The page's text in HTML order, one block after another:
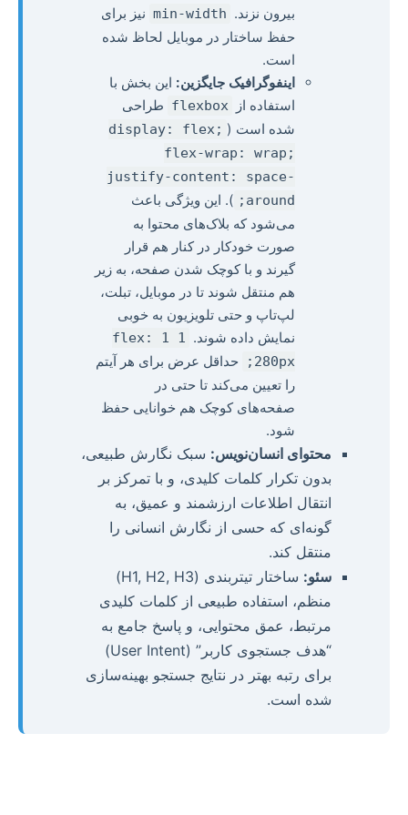
بیرون نزند. min-width نیز برای
حفظ ساختار در موبایل لحاظ شده
است.
اینفوگرافیک جایگزین: این بخش با
استفاده از
flexbox طراحی
شده است ( display: flex;
flex-wrap: wrap;
justify-content: space-
around;
). این ویژگی باعث
می‌شود که بلاک‌های محتوا به
صورت خودکار در کنار هم قرار
گیرند و با کوچک شدن صفحه، به زیر
هم منتقل شوند تا در موبایل، تبلت،
لپ‌تاپ و حتی تلویزیون به خوبی
نمایش داده شوند.
flex: 1 1
280px;
حداقل عرض برای هر آیتم
را تعیین می‌کند تا حتی در
صفحه‌های کوچک هم خوانایی حفظ
شود.
محتوای انسان‌نویس: سبک نگارش طبیعی،
بدون تکرار کلمات کلیدی، و با تمرکز بر
انتقال اطلاعات ارزشمند و عمیق، به
گونه‌ای که حسی از نگارش انسانی را
منتقل کند.
سئو:
ساختار تیتربندی (H1, H2, H3)
منظم، استفاده طبیعی از کلمات کلیدی
مرتبط، عمق محتوایی، و پاسخ جامع به
“هدف جستجوی کاربر” (User Intent)
برای رتبه بهتر در نتایج جستجو بهینه‌سازی
شده است.